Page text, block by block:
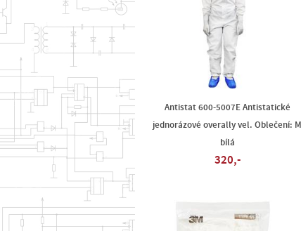
Antistat 600-5007E Antistatické
jednorázové overally vel. Oblečení: M
bílá
320,-